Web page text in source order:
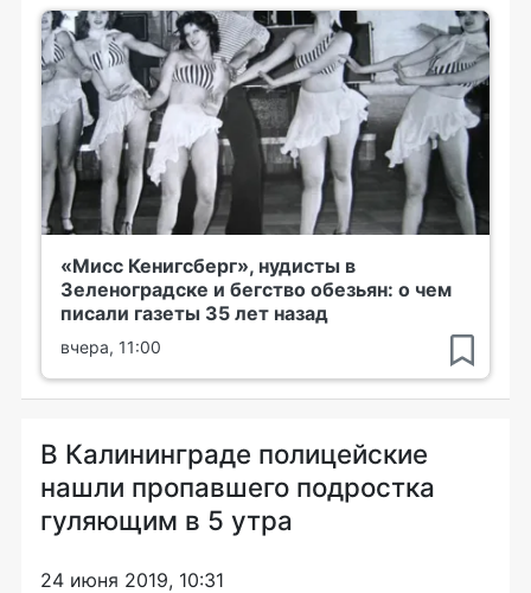
«Мисс Кенигсберг», нудисты в
Зеленоградске и бегство обезьян: о чем
писали газеты 35 лет назад
вчера, 11:00
В Калининграде полицейские
нашли пропавшего подростка
гуляющим в 5 утра
24 июня 2019, 10:31